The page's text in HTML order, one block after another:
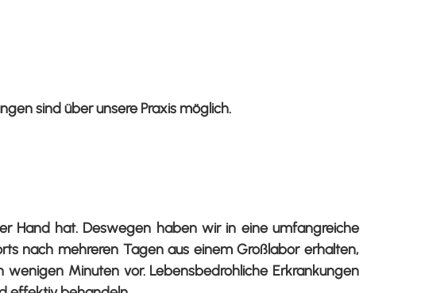
sind über unsere Praxis möglich.
Hand hat. Deswegen haben wir in eine umfangreiche
nach mehreren Tagen aus einem Großlabor erhalten,
Minuten vor. Lebensbedrohliche Erkrankungen